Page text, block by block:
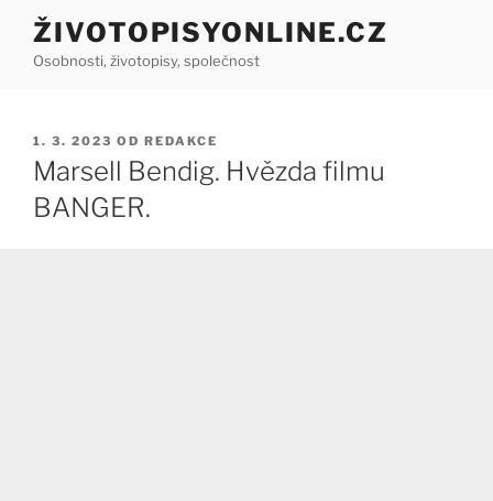
Přejít
obsahu
ŽIVOTOPISYONLINE.CZ
Osobnosti, životopisy, společnost
PUBLIKOVÁNO
1. 3. 2023 OD REDAKCE
Marsell Bendig. Hvězda filmu
BANGER.